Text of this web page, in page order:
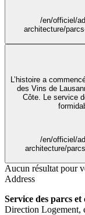
/en/officiel/
architecture/
L’histoire a
des Vins de
Côte. Le service
/en/officiel/
architecture/
Aucun résultat pour
Address
Service des parcs et
Direction Logement,